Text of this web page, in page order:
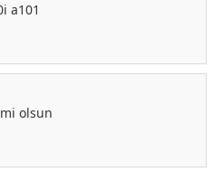
a101
olsun